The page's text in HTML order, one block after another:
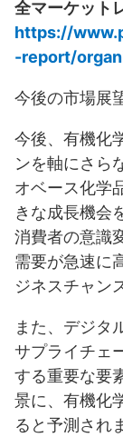
全マーケット
https://
-report/
今後の市場展
今後、有機化
ンを軸にさら
オベース化学
きな成長機会
消費者の意識
需要が急速に
ジネスチャン
また、デジタ
サプライチェ
する重要な要
景に、有機化
ると予測され